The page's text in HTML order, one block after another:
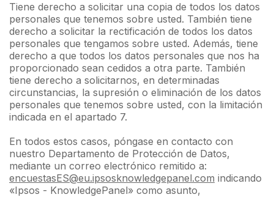
Tiene derecho a solicitar una copia de todos los datos
personales que tenemos sobre usted. También tiene
derecho a solicitar la rectificación de todos los datos
personales que tengamos sobre usted. Además, tiene
derecho a que todos los datos personales que nos ha
proporcionado sean cedidos a otra parte. También
tiene derecho a solicitarnos, en determinadas
circunstancias, la supresión o eliminación de los datos
personales que tenemos sobre usted, con la limitación
indicada en el apartado 7.
En todos estos casos, póngase en contacto con
nuestro Departamento de Protección de Datos,
mediante un correo electrónico remitido a:
encuestasES@eu.ipsosknowledgepanel.com indicando
«Ipsos - KnowledgePanel» como asunto,